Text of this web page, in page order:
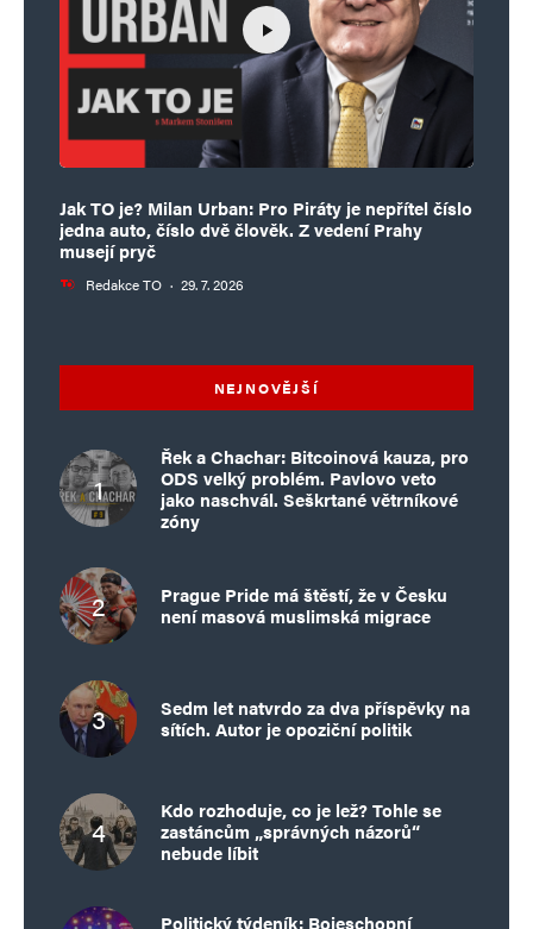
Jak TO je? Milan Urban: Pro Piráty je nepřítel číslo
jedna auto, číslo dvě člověk. Z vedení Prahy
musejí pryč
Redakce TO · 29. 7. 2026
NEJNOVĚJŠÍ
Řek a Chachar: Bitcoinová kauza, pro
ODS velký problém. Pavlovo veto
jako naschvál. Seškrtané větrníkové
zóny
Prague Pride má štěstí, že v Česku
není masová muslimská migrace
Sedm let natvrdo za dva příspěvky na
sítích. Autor je opoziční politik
Kdo rozhoduje, co je lež? Tohle se
zastáncům „správných názorů“
nebude líbit
Politický týdeník: Bojeschopní